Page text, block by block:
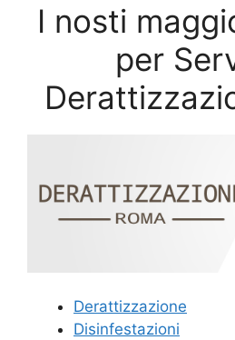
I nosti
per
Derattizzazione
Disinfestazioni